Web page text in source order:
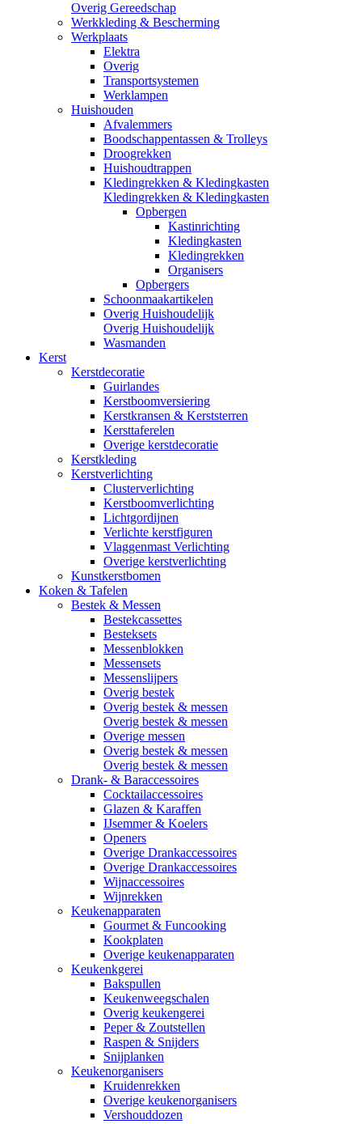
Overig Gereedschap
Werkkleding & Bescherming
Werkplaats
Elektra
Overig
Transportsystemen
Werklampen
Huishouden
Afvalemmers
Boodschappentassen & Trolleys
Droogrekken
Huishoudtrappen
Kledingrekken & Kledingkasten
Kledingrekken & Kledingkasten
Opbergen
Kastinrichting
Kledingkasten
Kledingrekken
Organisers
Opbergers
Schoonmaakartikelen
Overig Huishoudelijk
Overig Huishoudelijk
Wasmanden
Kerst
Kerstdecoratie
Guirlandes
Kerstboomversiering
Kerstkransen & Kerststerren
Kersttaferelen
Overige kerstdecoratie
Kerstkleding
Kerstverlichting
Clusterverlichting
Kerstboomverlichting
Lichtgordijnen
Verlichte kerstfiguren
Vlaggenmast Verlichting
Overige kerstverlichting
Kunstkerstbomen
Koken & Tafelen
Bestek & Messen
Bestekcassettes
Besteksets
Messenblokken
Messensets
Messenslijpers
Overig bestek
Overig bestek & messen
Overig bestek & messen
Overige messen
Overig bestek & messen
Overig bestek & messen
Drank- & Baraccessoires
Cocktailaccessoires
Glazen & Karaffen
IJsemmer & Koelers
Openers
Overige Drankaccessoires
Overige Drankaccessoires
Wijnaccessoires
Wijnrekken
Keukenapparaten
Gourmet & Funcooking
Kookplaten
Overige keukenapparaten
Keukenkgerei
Bakspullen
Keukenweegschalen
Overig keukengerei
Peper & Zoutstellen
Raspen & Snijders
Snijplanken
Keukenorganisers
Kruidenrekken
Overige keukenorganisers
Vershouddozen